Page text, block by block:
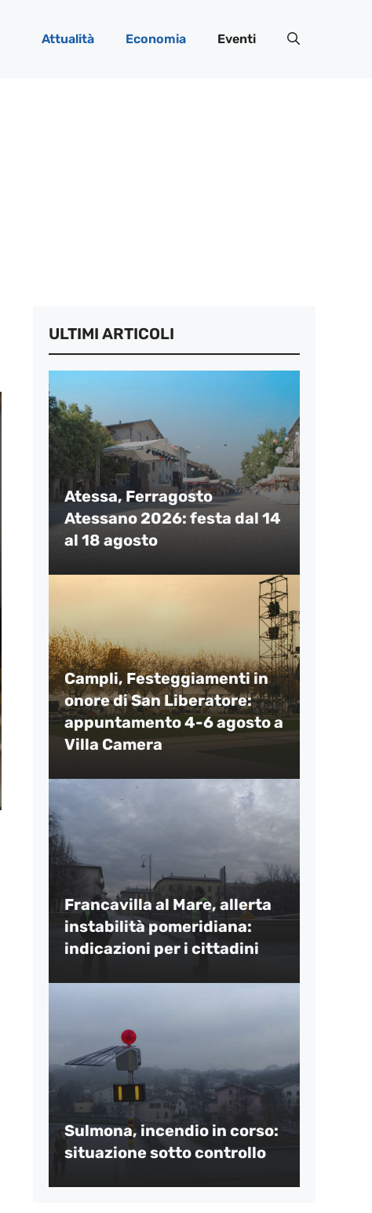
Attualità Economia Eventi
ULTIMI ARTICOLI
Atessa, Ferragosto
Atessano 2026: festa dal 14
al 18 agosto
Campli, Festeggiamenti in
onore di San Liberatore:
appuntamento 4-6 agosto a
Villa Camera
Francavilla al Mare, allerta
instabilità pomeridiana:
indicazioni per i cittadini
Sulmona, incendio in corso:
situazione sotto controllo